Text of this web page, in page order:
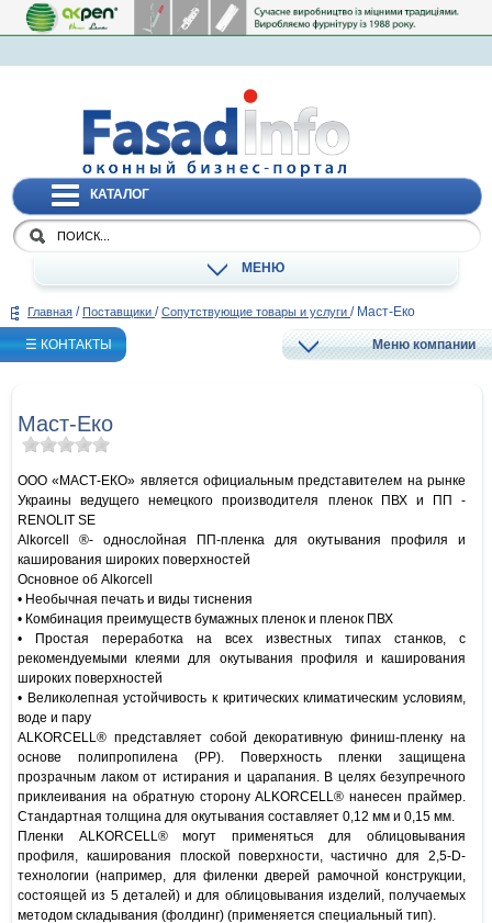
КАТАЛОГ
МЕНЮ
Главная / Поставщики / Сопутствующие товары и услуги / Маст-Еко
☰ КОНТАКТЫ Меню компании
Маст-Еко
ООО «МАСТ-ЕКО» является официальным представителем на рынке
Украины ведущего немецкого производителя пленок ПВХ и ПП -
RENOLIT SE
Alkorcell ®- однослойная ПП-пленка для окутывания профиля и
каширования широких поверхностей
Основное об Alkorcell
• Необычная печать и виды тиснения
• Комбинация преимуществ бумажных пленок и пленок ПВХ
• Простая переработка на всех известных типах станков, с
рекомендуемыми клеями для окутывания профиля и каширования
широких поверхностей
• Великолепная устойчивость к критических климатическим условиям,
воде и пару
ALKORCELL® представляет собой декоративную финиш-пленку на
основе полипропилена (PP). Поверхность пленки защищена
прозрачным лаком от истирания и царапания. В целях безупречного
приклеивания на обратную сторону ALKORCELL® нанесен праймер.
Стандартная толщина для окутывания составляет 0,12 мм и 0,15 мм.
Пленки ALKORCELL® могут применяться для облицовывания
профиля, каширования плоской поверхности, частично для 2,5-D-
технологии (например, для филенки дверей рамочной конструкции,
состоящей из 5 деталей) и для облицовывания изделий, получаемых
методом складывания (фолдинг) (применяется специальный тип).